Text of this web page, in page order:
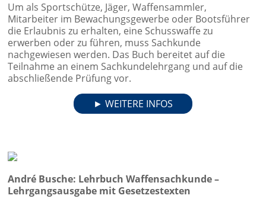
Um als Sportschütze, Jäger, Waffensammler,
Mitarbeiter im Bewachungsgewerbe oder Bootsführer
die Erlaubnis zu erhalten, eine Schusswaffe zu
erwerben oder zu führen, muss Sachkunde
nachgewiesen werden. Das Buch bereitet auf die
Teilnahme an einem Sachkundelehrgang und auf die
abschließende Prüfung vor.
► WEITERE INFOS
André Busche: Lehrbuch Waffensachkunde –
Lehrgangsausgabe mit Gesetzestexten